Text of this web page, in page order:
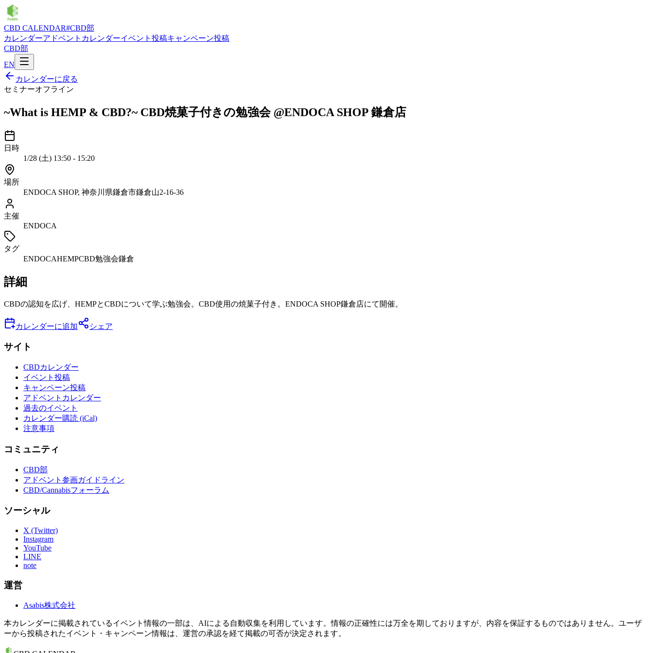
CBD CALENDAR#CBD部
カレンダーアドベントカレンダーイベント投稿キャンペーン投稿
CBD部
EN
カレンダーに戻る
セミナーオフライン
~What is HEMP & CBD?~ CBD焼菓子付きの勉強会 @ENDOCA SHOP 鎌倉店
日時
1/28 (土) 13:50 - 15:20
場所
ENDOCA SHOP, 神奈川県鎌倉市鎌倉山2-16-36
主催
ENDOCA
タグ
ENDOCAHEMPCBD勉強会鎌倉
詳細
CBDの認知を広げ、HEMPとCBDについて学ぶ勉強会。CBD使用の焼菓子付き。ENDOCA SHOP鎌倉店にて開催。
カレンダーに追加 シェア
サイト
CBDカレンダー
イベント投稿
キャンペーン投稿
アドベントカレンダー
過去のイベント
カレンダー購読 (iCal)
注意事項
コミュニティ
CBD部
アドベント参画ガイドライン
CBD/Cannabisフォーラム
ソーシャル
X (Twitter)
Instagram
YouTube
LINE
note
運営
Asabis株式会社
本カレンダーに掲載されているイベント情報の一部は、AIによる自動収集を利用しています。情報の正確性には万全を期しておりますが、内容を保証するものではありません。ユーザ
ーから投稿されたイベント・キャンペーン情報は、運営の承認を経て掲載の可否が決定されます。